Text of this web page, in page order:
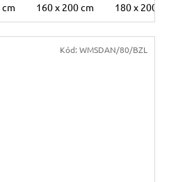
160 x 200 cm 180 x 200
Kód: WMSDAN/80/BZL